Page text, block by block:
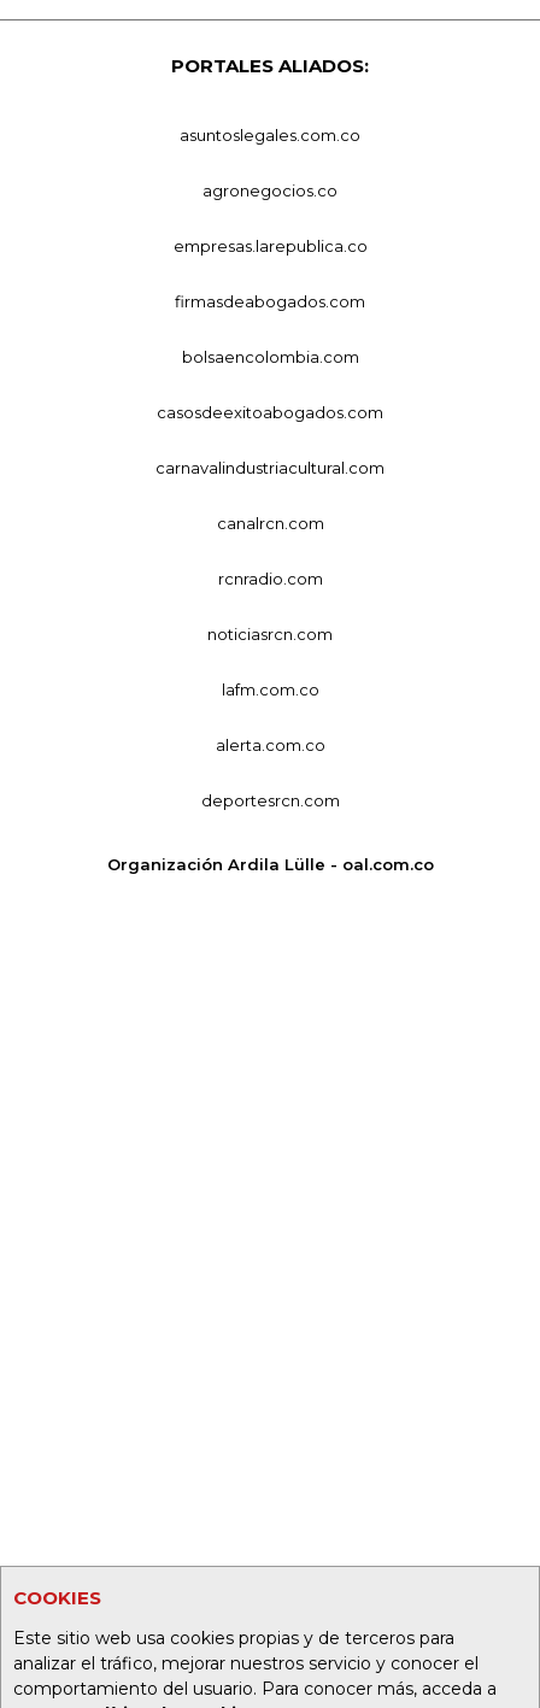
COOKIES
Este sitio web usa cookies propias y de terceros para
analizar el tráfico, mejorar nuestros servicio y conocer el
comportamiento del usuario. Para conocer más, acceda a
PORTALES ALIADOS:
asuntoslegales.com.co
agronegocios.co
empresas.larepublica.co
firmasdeabogados.com
bolsaencolombia.com
casosdeexitoabogados.com
carnavalindustriacultural.com
canalrcn.com
rcnradio.com
noticiasrcn.com
lafm.com.co
alerta.com.co
deportesrcn.com
Organización Ardila Lülle - oal.com.co